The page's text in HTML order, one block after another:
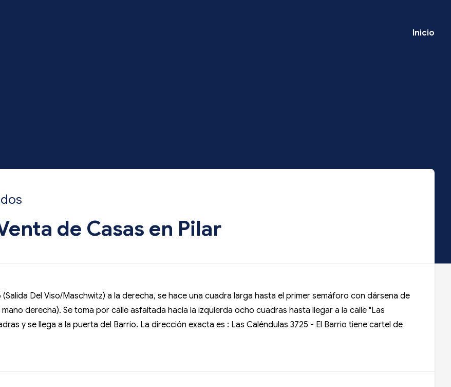
Inicio
de Casas en Pilar
Del Viso/Maschwitz) a la derecha, se hace una cuadra larga hasta el primer semáforo con dársena de
derecha). Se toma por calle asfaltada hacia la izquierda ocho cuadras hasta llegar a la calle "Las
y se llega a la puerta del Barrio. La dirección exacta es : Las Caléndulas 3725 - El Barrio tiene cartel de